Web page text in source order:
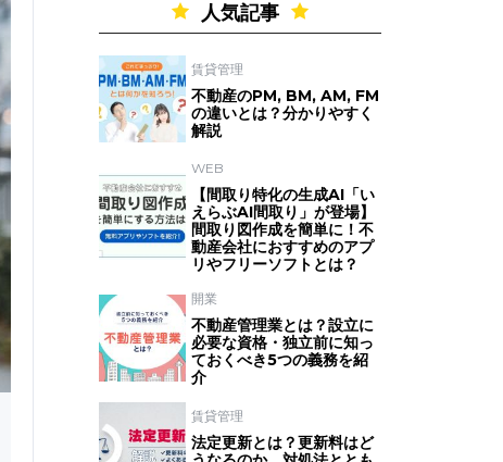
人気記事
賃貸管理
不動産のPM, BM, AM, FM
の違いとは？分かりやすく
解説
WEB
【間取り特化の生成AI「い
えらぶAI間取り」が登場】
間取り図作成を簡単に！不
動産会社におすすめのアプ
リやフリーソフトとは？
開業
不動産管理業とは？設立に
必要な資格・独立前に知っ
ておくべき5つの義務を紹
介
賃貸管理
法定更新とは？更新料はど